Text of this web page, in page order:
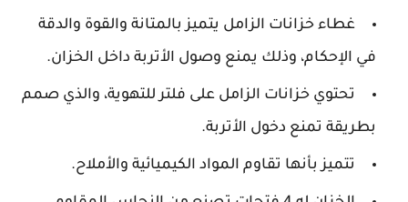
غطاء خزانات الزامل يتميز بالمتانة والقوة والدقة
في الإحكام، وذلك يمنع وصول الأتربة داخل الخزان.
تحتوي خزانات الزامل على فلتر للتهوية، والذي صمم
بطريقة تمنع دخول الأتربة.
تتميز بأنها تقاوم المواد الكيميائية والأملاح.